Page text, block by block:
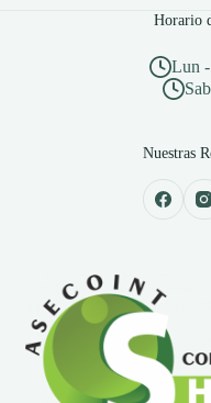
Horario
Lun
Nuestras